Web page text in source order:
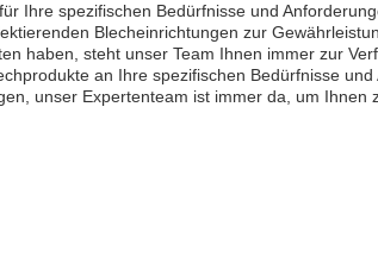
Ihre spezifischen Bedürfnisse und
Blecheinrichtungen zur
haben, steht unser Team Ihnen immer zur
an Ihre spezifischen Bedürfnisse und
unser Expertenteam ist immer da, um